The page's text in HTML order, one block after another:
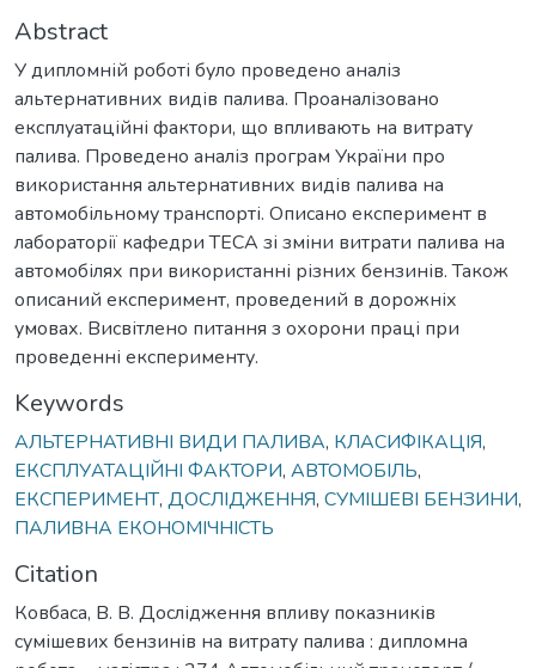
Abstract
У дипломній роботі було проведено аналіз
альтернативних видів палива. Проаналізовано
експлуатаційні фактори, що впливають на витрату
палива. Проведено аналіз програм України про
використання альтернативних видів палива на
автомобільному транспорті. Описано експеримент в
лабораторії кафедри ТЕСА зі зміни витрати палива на
автомобілях при використанні різних бензинів. Також
описаний експеримент, проведений в дорожніх
умовах. Висвітлено питання з охорони праці при
проведенні експерименту.
Keywords
АЛЬТЕРНАТИВНІ ВИДИ ПАЛИВА, КЛАСИФІКАЦІЯ,
ЕКСПЛУАТАЦІЙНІ ФАКТОРИ, АВТОМОБІЛЬ,
ЕКСПЕРИМЕНТ, ДОСЛІДЖЕННЯ, СУМІШЕВІ БЕНЗИНИ,
ПАЛИВНА ЕКОНОМІЧНІСТЬ
Citation
Ковбаса, В. В. Дослідження впливу показників
сумішевих бензинів на витрату палива : дипломна